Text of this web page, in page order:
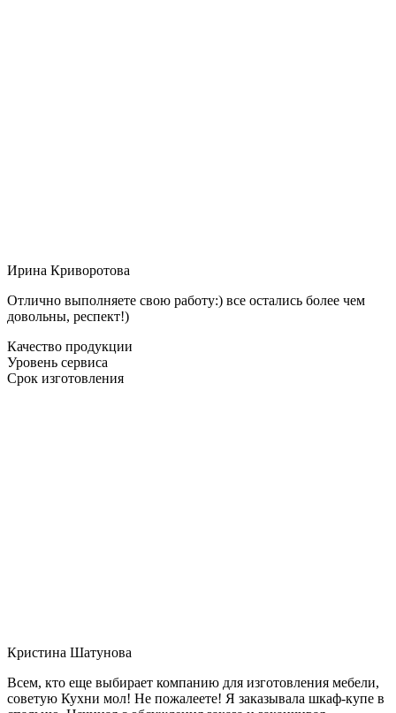
Ирина Криворотова
Отлично выполняете свою работу:) все остались более чем
довольны, респект!)
Качество продукции
Уровень сервиса
Срок изготовления
Кристина Шатунова
Всем, кто еще выбирает компанию для изготовления мебели,
советую Кухни мол! Не пожалеете! Я заказывала шкаф-купе в